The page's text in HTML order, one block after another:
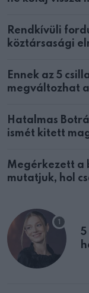
Rendkívüli
köztársasági
Ennek az 5
megváltozhat
Hatalmas
ismét kitett
Megérkezett a
mutatjuk, hol
5